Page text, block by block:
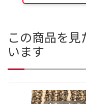
この商品を
います